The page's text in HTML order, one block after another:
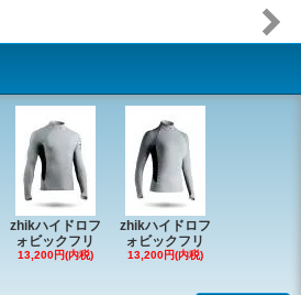
zhikハイドロフ
ォビックフリ
13,200円(内税)
zhikハイドロフ
ォビックフリ
13,200円(内税)